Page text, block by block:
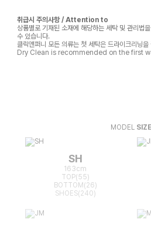
취급시 주의사항 / Attention to
상품별로 기재된 소재에 해당하는 세탁 및 관리법
수 있습니다.
클릭앤퍼니 모든 의류는 첫 세탁은 드라이크리닝을
Dry Clean is recommended on the first
MODEL SIZE
SH
163cm
TOP(55)
BOTTOM(26)
SHOES(240)